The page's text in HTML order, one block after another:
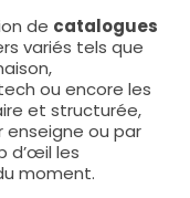
de catalogues
variés tels que
ou encore les
et structurée,
enseigne ou par
d’œil les
moment.